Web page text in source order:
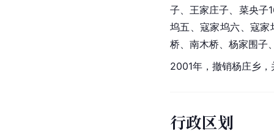
子、王家庄子、菜央子
坞五、寇家坞六、寇
桥、南木桥、杨家围子
2001年，撤销杨庄乡
行政区划